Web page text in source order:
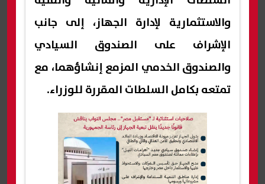
والاستثمارية لإدارة الجهاز، إلى جانب
الإشراف على الصندوق السيادي
والصندوق الخدمي المزمع إنشاؤهما، مع
تمتعه بكامل السلطات المقررة للوزراء.